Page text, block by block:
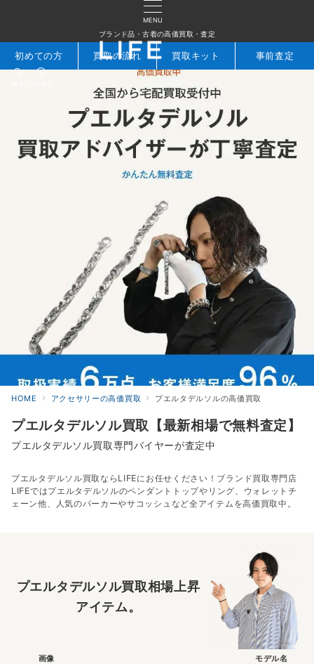
MENU
ブランド品・古着の高価買取・査定
初めての方 買取の流れ 買取キット 事前査定
HOME アクセサリーの高価買取 プエルタデルソルの高価買取
プエルタデルソル買取【最新相場で無料査定】
プエルタデルソル買取専門バイヤーが査定中
プエルタデルソル買取ならLIFEにお任せください！ブランド買取専門店
LIFEではプエルタデルソルのペンダントトップやリング、ウォレットチ
ェーン他、人気のパーカーやサコッシュなど全アイテムを高価買取中。
プエルタデルソル買取相場上昇
アイテム。
画像 モデル名